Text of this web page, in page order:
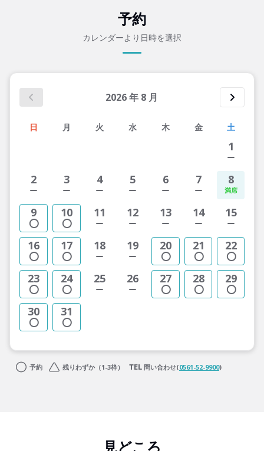
予約
カレンダーより日時を選択
2026年 8 月
日 月 火 水 木 金 土
1
2 3 4 5 6 7 8
9 10 11 12 13 14 15
16 17 18 19 20 21 22
23 24 25 26 27 28 29
30 31
予約 残りわずか（1-3枠） 問い合わせ(0561-52-9900)
見どころ